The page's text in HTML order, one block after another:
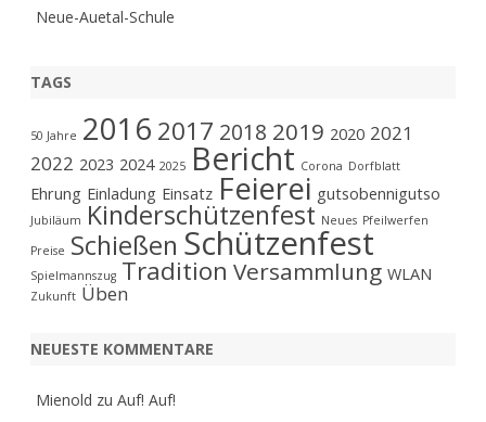
Neue-Auetal-Schule
TAGS
50 Jahre 2016 2017 2018 2019 2020 2021
2022 2023 2024 2025 Bericht Corona Dorfblatt
Ehrung Einladung Einsatz Feierei gutsobennigutso
Jubiläum Kinderschützenfest Neues Pfeilwerfen
Preise Schießen Schützenfest
Spielmannszug Tradition Versammlung WLAN
Zukunft Üben
NEUESTE KOMMENTARE
Mienold zu Auf! Auf!